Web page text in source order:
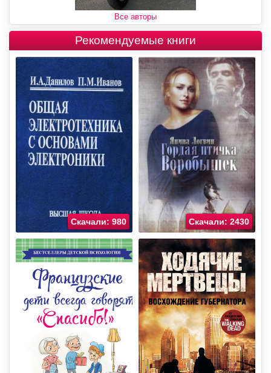
Все авторы
Рекомендуемые книги
Скачали: 980 Скачали: 2430